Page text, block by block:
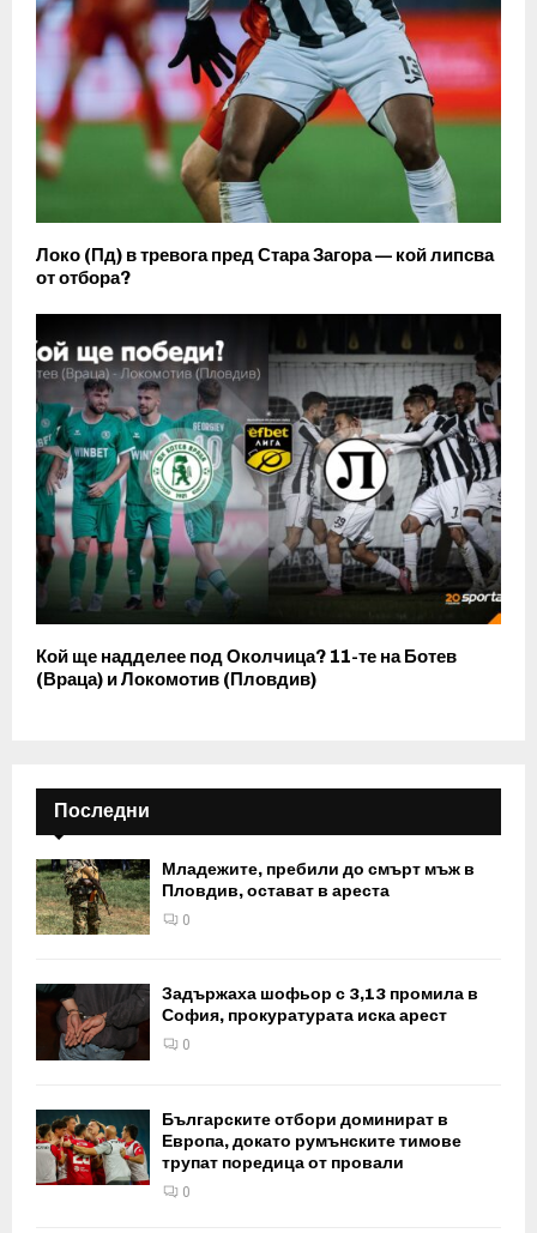
Локо (Пд) в тревога пред Стара Загора — кой липсва
от отбора?
Кой ще надделее под Околчица? 11-те на Ботев
(Враца) и Локомотив (Пловдив)
Последни
Младежите, пребили до смърт мъж в
Пловдив, остават в ареста
0
Задържаха шофьор с 3,13 промила в
София, прокуратурата иска арест
0
Българските отбори доминират в
Европа, докато румънските тимове
трупат поредица от провали
0